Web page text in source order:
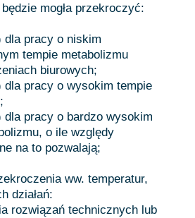
mogła przekroczyć:
dla pracy o niskim
tempie metabolizmu
biurowych;
dla pracy o wysokim tempie
dla pracy o bardzo wysokim
o ile względy
na to pozwalają;
ww. temperatur,
działań:
rozwiązań technicznych lub